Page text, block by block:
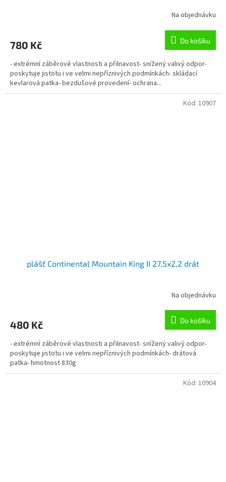
Na objednávku
780 Kč Do košíku
- extrémní záběrové vlastnosti a přilnavost- snížený valivý odpor-
poskytuje jistotu i ve velmi nepříznivých podmínkách- skládací
kevlarová patka- bezdušové provedení- ochrana...
plášť Continental Mountain King II 27,5x2,2 drát
Na objednávku
480 Kč Do košíku
- extrémní záběrové vlastnosti a přilnavost- snížený valivý odpor-
poskytuje jistotu i ve velmi nepříznivých podmínkách- drátová
patka- hmotnost 830g
Kód: 10907
Kód: 10904